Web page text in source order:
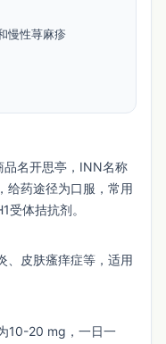
慢性荨麻疹
名开思亭，INN名称
给药途径为口服，常用
体拮抗剂。
、皮肤瘙痒症等，适用
10-20 mg，一日一